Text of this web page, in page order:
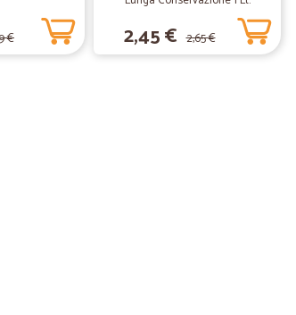
€ 2,45 € 2,65 €